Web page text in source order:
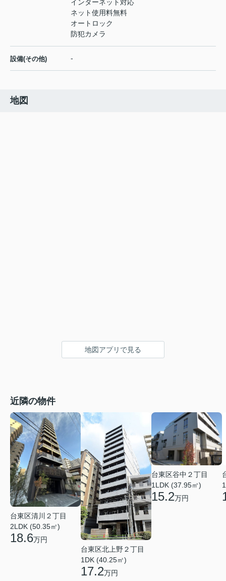
インターネット対応
ネット使用料無料
オートロック
防犯カメラ
設備(その他) -
地図
地図アプリで見る
近隣の物件
台東区清川２丁目
2LDK (50.35㎡)
18.6万円
台東区北上野２丁目
1DK (40.25㎡)
17.2万円
台東区谷中２丁目
1LDK (37.95㎡)
15.2万円